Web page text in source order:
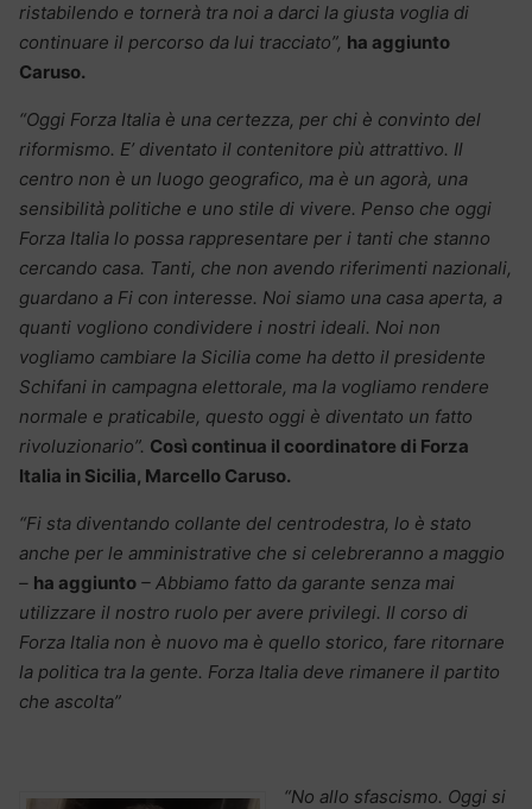
ristabilendo e tornerà tra noi a darci la giusta voglia di
continuare il percorso da lui tracciato”, ha aggiunto
Caruso.
“Oggi Forza Italia è una certezza, per chi è convinto del
riformismo. E’ diventato il contenitore più attrattivo. Il
centro non è un luogo geografico, ma è un agorà, una
sensibilità politiche e uno stile di vivere. Penso che oggi
Forza Italia lo possa rappresentare per i tanti che stanno
cercando casa. Tanti, che non avendo riferimenti nazionali,
guardano a Fi con interesse. Noi siamo una casa aperta, a
quanti vogliono condividere i nostri ideali. Noi non
vogliamo cambiare la Sicilia come ha detto il presidente
Schifani in campagna elettorale, ma la vogliamo rendere
normale e praticabile, questo oggi è diventato un fatto
rivoluzionario”. Così continua il coordinatore di Forza
Italia in Sicilia, Marcello Caruso.
“Fi sta diventando collante del centrodestra, lo è stato
anche per le amministrative che si celebreranno a maggio
– ha aggiunto – Abbiamo fatto da garante senza mai
utilizzare il nostro ruolo per avere privilegi. Il corso di
Forza Italia non è nuovo ma è quello storico, fare ritornare
la politica tra la gente. Forza Italia deve rimanere il partito
che ascolta”
“No allo sfascismo. Oggi si